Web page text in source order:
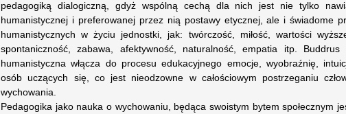
pedagogiką dialogiczną, gdyż wspólną cechą dla nich jest nie tylko
humanistycznej i preferowanej przez nią postawy etycznej, ale i świadome
humanistycznych w życiu jednostki, jak: twórczość, miłość, wartości
spontaniczność, zabawa, afektywność, naturalność, empatia itp.
humanistyczna włącza do procesu edukacyjnego emocje, wyobraźnię,
osób uczących się, co jest nieodzowne w całościowym postrzeganiu
wychowania.
Pedagogika jako nauka o wychowaniu, będąca swoistym bytem społecznym